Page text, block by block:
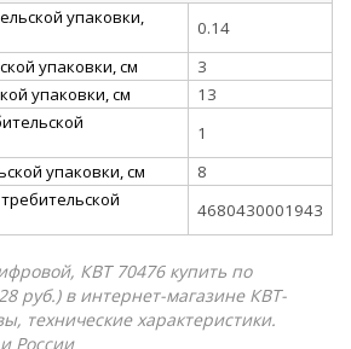
упаковки,
0.14
упаковки, см
3
упаковки, см
13
1
упаковки, см
8
4680430001943
КВТ 70476 купить по
руб.) в интернет-магазине КВТ-
технические характеристики.
России